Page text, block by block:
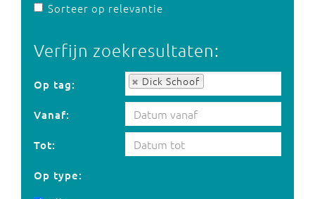
Sorteer op relevantie
Verfijn zoekresultaten:
Op tag: Dick Schoof
Op tag:
Vanaf:
Tot:
Op type: